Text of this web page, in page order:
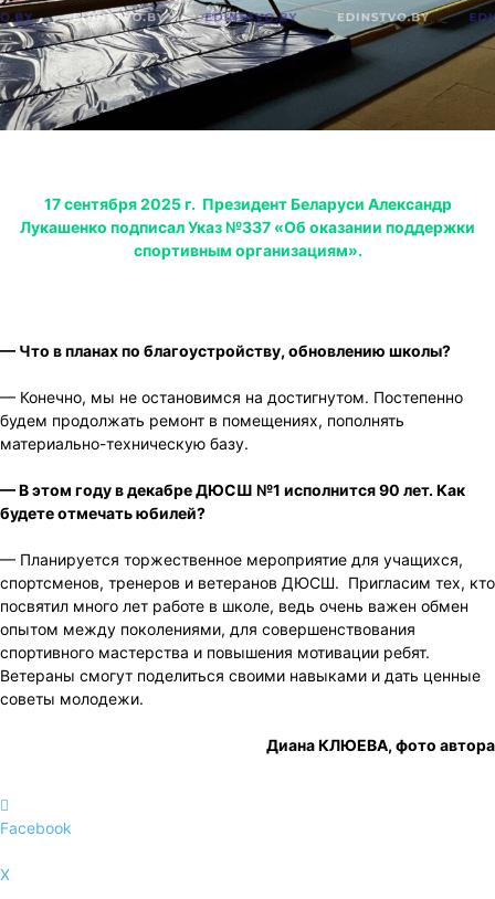
17 сентября 2025 г. Президент Беларуси Александр
Лукашенко подписал Указ №337 «Об оказании поддержки
спортивным организациям».
— Что в планах по благоустройству, обновлению школы?
— Конечно, мы не остановимся на достигнутом. Постепенно
будем продолжать ремонт в помещениях, пополнять
материально-техническую базу.
— В этом году в декабре ДЮСШ №1 исполнится 90 лет. Как
будете отмечать юбилей?
— Планируется торжественное мероприятие для учащихся,
спортсменов, тренеров и ветеранов ДЮСШ. Пригласим тех, кто
посвятил много лет работе в школе, ведь очень важен обмен
опытом между поколениями, для совершенствования
спортивного мастерства и повышения мотивации ребят.
Ветераны смогут поделиться своими навыками и дать ценные
советы молодежи.
Диана КЛЮЕВА, фото автора
Facebook
X